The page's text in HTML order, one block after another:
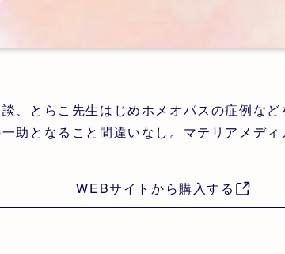
、とらこ先生はじめホメオパスの症例な
助となること間違いなし。マテリアメディ
WEBサイトから購入する